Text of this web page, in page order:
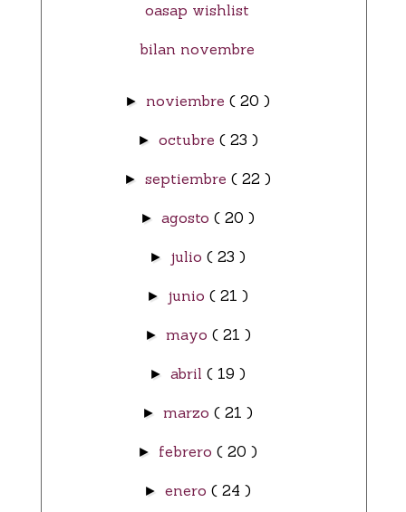
oasap wishlist
bilan novembre
► noviembre ( 20 )
► octubre ( 23 )
► septiembre ( 22 )
► agosto ( 20 )
► julio ( 23 )
► junio ( 21 )
► mayo ( 21 )
► abril ( 19 )
► marzo ( 21 )
► febrero ( 20 )
► enero ( 24 )